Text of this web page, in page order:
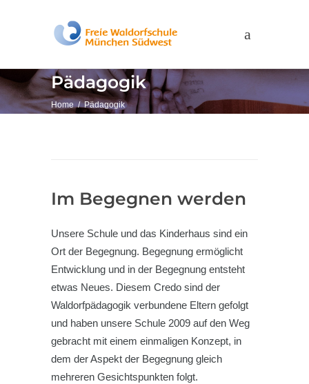
Pädagogik
Home/Pädagogik
Im Begegnen werden
Unsere Schule und das Kinderhaus sind ein
Ort der Begegnung. Begegnung ermöglicht
Entwicklung und in der Begegnung entsteht
etwas Neues. Diesem Credo sind der
Waldorfpädagogik verbundene Eltern gefolgt
und haben unsere Schule 2009 auf den Weg
gebracht mit einem einmaligen Konzept, in
dem der Aspekt der Begegnung gleich
mehreren Gesichtspunkten folgt.